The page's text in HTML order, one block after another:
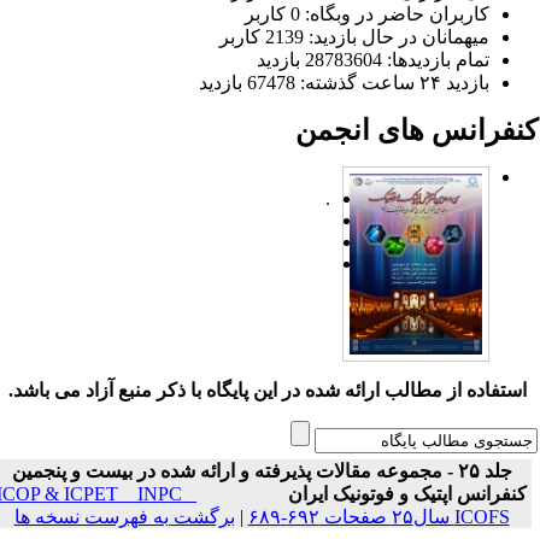
کاربران حاضر در وبگاه: 0 کاربر
میهمانان در حال بازدید: 2139 کاربر
تمام بازدید‌ها: 28783604 بازدید
بازدید ۲۴ ساعت گذشته: 67478 بازدید
های انجمن
.
استفاده از مطالب ارائه شده در این پایگاه با ذکر منبع آزاد می باشد.
جلد ۲۵ - مجموعه مقالات پذیرفته و ارائه شده در بیست و پنجمین
کنفرانس اپتیک و فوتونیک ایران
ICOP & ICPET _ INPC _
ICOFS سال۲۵ صفحات ۶۹۲-۶۸۹
| برگشت به فهرست نسخه ها